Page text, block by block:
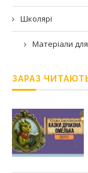
Школярі
Матеріали
ЗАРАЗ